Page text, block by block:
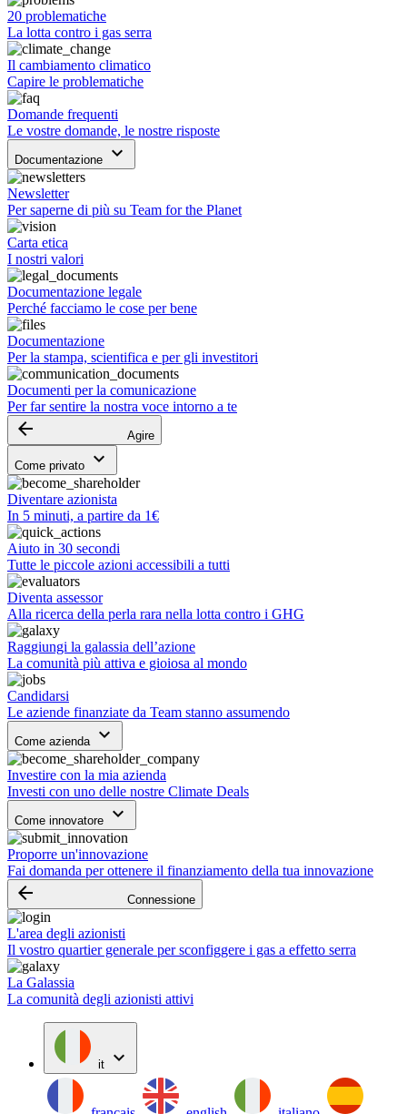
20 problematiche
La lotta contro i gas serra
Il cambiamento climatico
Capire le problematiche
Domande frequenti
Le vostre domande, le nostre risposte
Documentazione keyboard_arrow_down
Newsletter
Per saperne di più su Team for the Planet
Carta etica
I nostri valori
Documentazione legale
Perché facciamo le cose per bene
Documentazione
Per la stampa, scientifica e per gli investitori
Documenti per la comunicazione
Per far sentire la nostra voce intorno a te
arrow_backward Agire
Come privato keyboard_arrow_down
Diventare azionista
In 5 minuti, a partire da 1€
Aiuto in 30 secondi
Tutte le piccole azioni accessibili a tutti
Diventa assessor
Alla ricerca della perla rara nella lotta contro i GHG
Raggiungi la galassia dell’azione
La comunità più attiva e gioiosa al mondo
Candidarsi
Le aziende finanziate da Team stanno assumendo
Come azienda keyboard_arrow_down
Investire con la mia azienda
Investi con uno delle nostre Climate Deals
Come innovatore keyboard_arrow_down
Proporre un'innovazione
Fai domanda per ottenere il finanziamento della tua innovazione
arrow_backward Connessione
L'area degli azionisti
Il vostro quartier generale per sconfiggere i gas a effetto serra
La Galassia
La comunità degli azionisti attivi
it expand_more